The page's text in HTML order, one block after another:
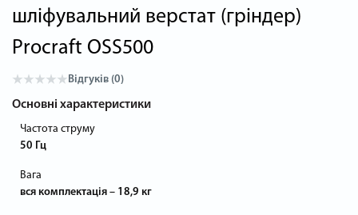
шліфувальний верстат (гріндер)
Procraft OSS500
Відгуків (0)
Основні характеристики
Частота струму
50 Гц
Вага
вся комплектація – 18,9 кг